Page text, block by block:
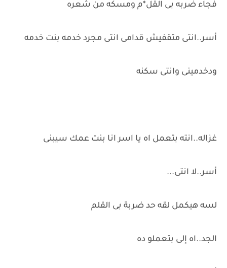
فجاء ضربه بى القل*م ومسكه من شعره
أسر..انتى متقفيش قدامى انتى مجرد خدمه بنت خدمه
ودخدمينى وانتى سكنه
غزاله..انته بتعمل اه يا اسر انا بنت عمك سيبنى
أسر..لا انتى...
لسه هيكمل لقه حد ضربة بى القلم
الجد..اه إلى بتعملو ده